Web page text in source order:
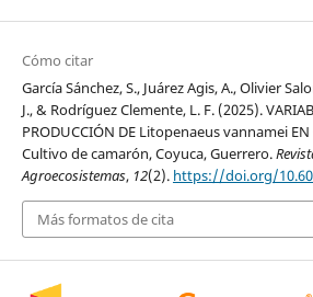
Cómo citar
García Sánchez, S., Juárez Agis, A., Olivier
J., & Rodríguez Clemente, L. F. (2025).
PRODUCCIÓN DE Litopenaeus vannamei EN
Cultivo de camarón, Coyuca, Guerrero.
Agroecosistemas, 12(2). https://doi.org/
Más formatos de cita